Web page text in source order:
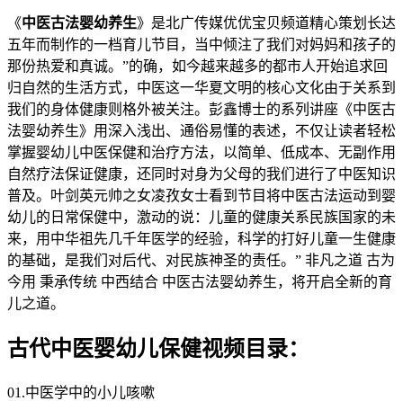
《中医古法婴幼养生》是北广传媒优优宝贝频道精心策划长达
五年而制作的一档育儿节目，当中倾注了我们对妈妈和孩子的
那份热爱和真诚。”的确，如今越来越多的都市人开始追求回
归自然的生活方式，中医这一华夏文明的核心文化由于关系到
我们的身体健康则格外被关注。彭鑫博士的系列讲座《中医古
法婴幼养生》用深入浅出、通俗易懂的表述，不仅让读者轻松
掌握婴幼儿中医保健和治疗方法，以简单、低成本、无副作用
自然疗法保证健康，还同时对身为父母的我们进行了中医知识
普及。叶剑英元帅之女凌孜女士看到节目将中医古法运动到婴
幼儿的日常保健中，激动的说：儿童的健康关系民族国家的未
来，用中华祖先几千年医学的经验，科学的打好儿童一生健康
的基础，是我们对后代、对民族神圣的责任。” 非凡之道 古为
今用 秉承传统 中西结合 中医古法婴幼养生，将开启全新的育
儿之道。
古代中医婴幼儿保健视频目录：
01.中医学中的小儿咳嗽